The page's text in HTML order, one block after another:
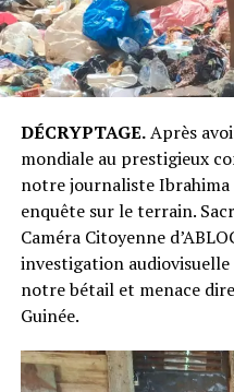
DÉCRYPTAGE.Après
mondiale au prestigieux
notre journaliste
enquête sur le terrain.
Caméra Citoyenne
investigation
notre bétail et menace
Guinée.